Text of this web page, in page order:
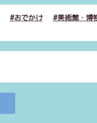
おでかけ 美術館・博